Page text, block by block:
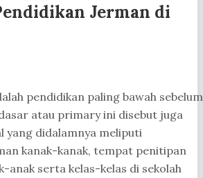
Jerman di
pendidikan paling bawah sebelum
atau primary ini disebut juga
yang didalamnya meliputi
kanak-kanak, tempat penitipan
anak serta kelas-kelas di sekolah